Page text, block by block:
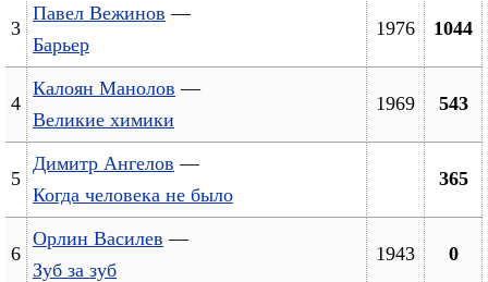
3
Павел Вежинов —
Барьер
1976 1044
4
Калоян Манолов —
Великие химики
1969 543
5
Димитр Ангелов —
Когда человека не было
365
6
Орлин Василев —
Зуб за зуб
1943 0